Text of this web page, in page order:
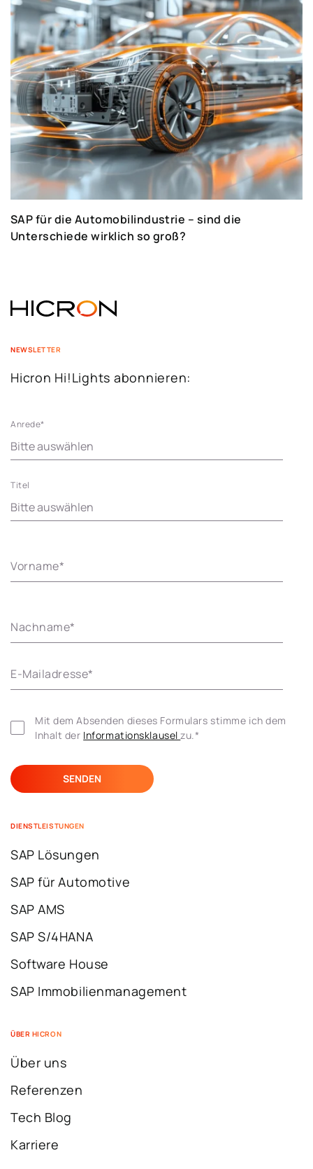
SAP für die Automobilindustrie – sind die
Unterschiede wirklich so groß?
NEWSLETTER
Hicron Hi!Lights abonnieren:
Anrede*
Titel
Vorname*
Nachname*
E-Mailadresse*
Mit dem Absenden dieses Formulars stimme ich dem
Inhalt der Informationsklausel zu.*
DIENSTLEISTUNGEN
SAP Lösungen
SAP für Automotive
SAP AMS
SAP S/4HANA
Software House
SAP Immobilienmanagement
ÜBER HICRON
Über uns
Referenzen
Tech Blog
Karriere